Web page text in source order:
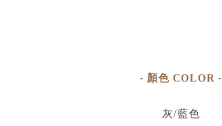
- 顏色 COLOR -
灰/藍色